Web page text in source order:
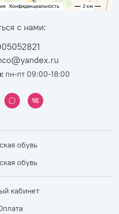
с нами:
пн-пт 09:00-18:00
обувь
обувь
кабинет